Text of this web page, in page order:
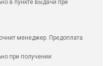
в пункте выдачи при
менеджер. Предоплата
при получении